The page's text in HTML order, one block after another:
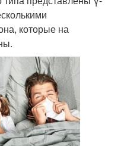
которые на